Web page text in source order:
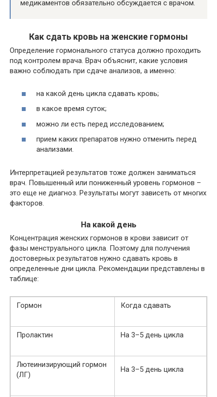
медикаментов обязательно обсуждается с врачом.
Как сдать кровь на женские гормоны
Определение гормонального статуса должно проходить
под контролем врача. Врач объяснит, какие условия
важно соблюдать при сдаче анализов, а именно:
на какой день цикла сдавать кровь;
в какое время суток;
можно ли есть перед исследованием;
прием каких препаратов нужно отменить перед
анализами.
Интерпретацией результатов тоже должен заниматься
врач. Повышенный или пониженный уровень гормонов –
это еще не диагноз. Результаты могут зависеть от многих
факторов.
На какой день
Концентрация женских гормонов в крови зависит от
фазы менструального цикла. Поэтому для получения
достоверных результатов нужно сдавать кровь в
определенные дни цикла. Рекомендации представлены в
таблице:
Гормон Когда сдавать
Пролактин На 3–5 день цикла
Лютеинизирующий гормон
(ЛГ)
На 3–5 день цикла